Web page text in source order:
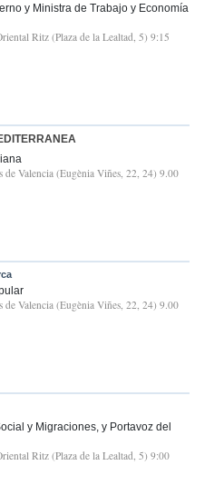
y Ministra de Trabajo y Economía
Ritz (Plaza de la Lealtad, 5) 9:15
de Valencia (Eugènia Viñes, 22, 24) 9.00
de Valencia (Eugènia Viñes, 22, 24) 9.00
y Migraciones, y Portavoz del
Ritz (Plaza de la Lealtad, 5) 9:00